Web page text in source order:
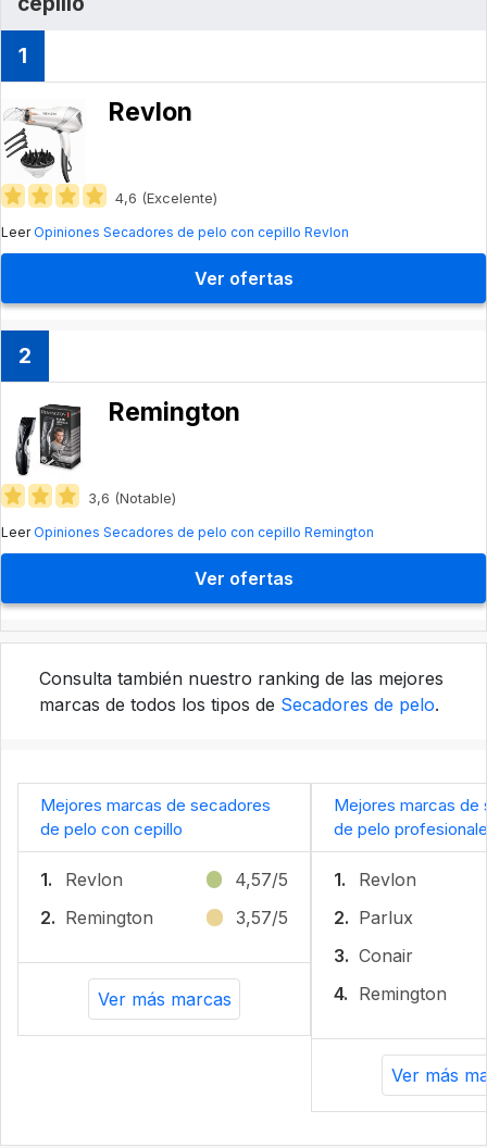
1
Revlon
4,6 (Excelente)
LeerOpiniones Secadores de pelo con cepillo Revlon
Ver ofertas
2
Remington
3,6 (Notable)
LeerOpiniones Secadores de pelo con cepillo Remington
Ver ofertas
Consulta también nuestro ranking de las mejores
marcas de todos los tipos de Secadores de pelo.
Mejores marcas de secadores
de pelo con cepillo
1. Revlon
4,57/5
2. Remington 3,57/5
Ver más marcas
Mejores marcas de
de pelo
1.
Revlon
2. Parlux
3. Conair
4. Remington
Ver más